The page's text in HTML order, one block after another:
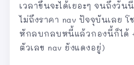
เวลาขึ้นจะได้เยอะๆ จนถึงวัน
ไม่ถึงราคา nav ปัจจุบันเลย
หักลบกลบหนี้แล้วกองนี้ก็ได้
ตัวเลข nav ยังแดงอยู่)